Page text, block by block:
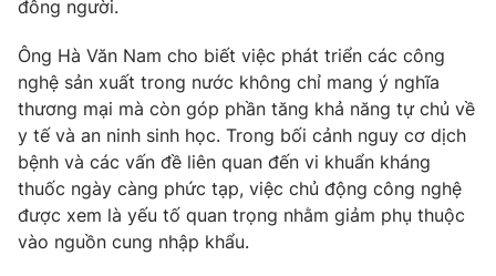
® Cấm sao chép dưới mọi hình thức nếu không có sự chấp
thuận bằng văn bản. Ghi rõ nguồn VTV.vn khi phát hành lại
thông tin từ website này.
đông người.
Ông Hà Văn Nam cho biết việc phát triển các công
nghệ sản xuất trong nước không chỉ mang ý nghĩa
thương mại mà còn góp phần tăng khả năng tự chủ về
y tế và an ninh sinh học. Trong bối cảnh nguy cơ dịch
bệnh và các vấn đề liên quan đến vi khuẩn kháng
thuốc ngày càng phức tạp, việc chủ động công nghệ
được xem là yếu tố quan trọng nhằm giảm phụ thuộc
vào nguồn cung nhập khẩu.